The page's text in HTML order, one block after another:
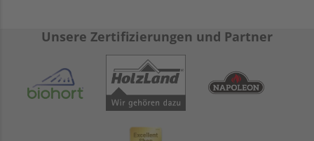
Unsere Zertifizierungen und Partner